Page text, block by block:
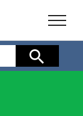
검색